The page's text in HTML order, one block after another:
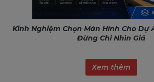
Kinh Nghiệm Chọn Màn Hình Cho Dự
Đừng Chỉ Nhìn Giá
Xem thêm